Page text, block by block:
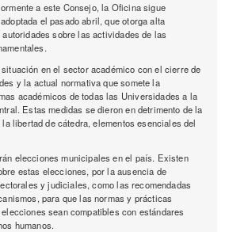
a este Consejo, la Oficina sigue
el pasado abril, que otorga alta
sobre las actividades de las
en el sector académico con el cierre de
y la actual normativa que somete la
académicos de todas las Universidades a la
Estas medidas se dieron en detrimento de la
libertad de cátedra, elementos esenciales del
elecciones municipales en el país. Existen
estas elecciones, por la ausencia de
y judiciales, como las recomendadas
para que las normas y prácticas
sean compatibles con estándares
humanos.